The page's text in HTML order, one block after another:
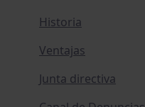
Historia
Ventajas
Junta directiva